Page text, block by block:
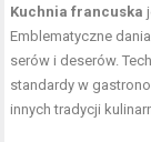
Kuchnia francuska
Emblematyczne
serów i deserów.
standardy w
innych tradycji